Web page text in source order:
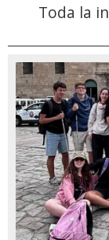
Toda la